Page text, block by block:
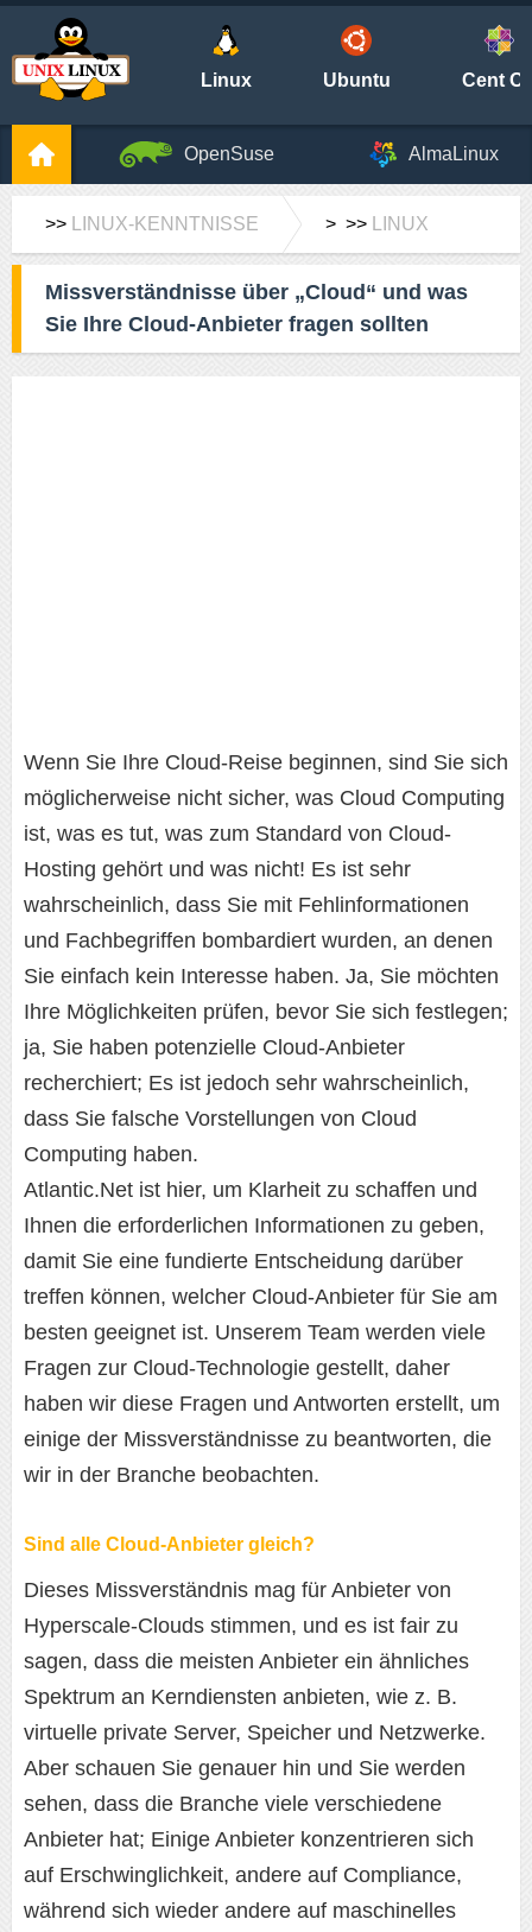
Linux Ubuntu Cent
OpenSuse AlmaLinux
>> LINUX-KENNTNISSE > >> LINUX
Missverständnisse über „Cloud“ und was
Sie Ihre Cloud-Anbieter fragen sollten
Wenn Sie Ihre Cloud-Reise beginnen, sind Sie sich
möglicherweise nicht sicher, was Cloud Computing
ist, was es tut, was zum Standard von Cloud-
Hosting gehört und was nicht! Es ist sehr
wahrscheinlich, dass Sie mit Fehlinformationen
und Fachbegriffen bombardiert wurden, an denen
Sie einfach kein Interesse haben. Ja, Sie möchten
Ihre Möglichkeiten prüfen, bevor Sie sich festlegen;
ja, Sie haben potenzielle Cloud-Anbieter
recherchiert; Es ist jedoch sehr wahrscheinlich,
dass Sie falsche Vorstellungen von Cloud
Computing haben.
Atlantic.Net ist hier, um Klarheit zu schaffen und
Ihnen die erforderlichen Informationen zu geben,
damit Sie eine fundierte Entscheidung darüber
treffen können, welcher Cloud-Anbieter für Sie am
besten geeignet ist. Unserem Team werden viele
Fragen zur Cloud-Technologie gestellt, daher
haben wir diese Fragen und Antworten erstellt, um
einige der Missverständnisse zu beantworten, die
wir in der Branche beobachten.
Sind alle Cloud-Anbieter gleich?
Dieses Missverständnis mag für Anbieter von
Hyperscale-Clouds stimmen, und es ist fair zu
sagen, dass die meisten Anbieter ein ähnliches
Spektrum an Kerndiensten anbieten, wie z. B.
virtuelle private Server, Speicher und Netzwerke.
Aber schauen Sie genauer hin und Sie werden
sehen, dass die Branche viele verschiedene
Anbieter hat; Einige Anbieter konzentrieren sich
auf Erschwinglichkeit, andere auf Compliance,
während sich wieder andere auf maschinelles